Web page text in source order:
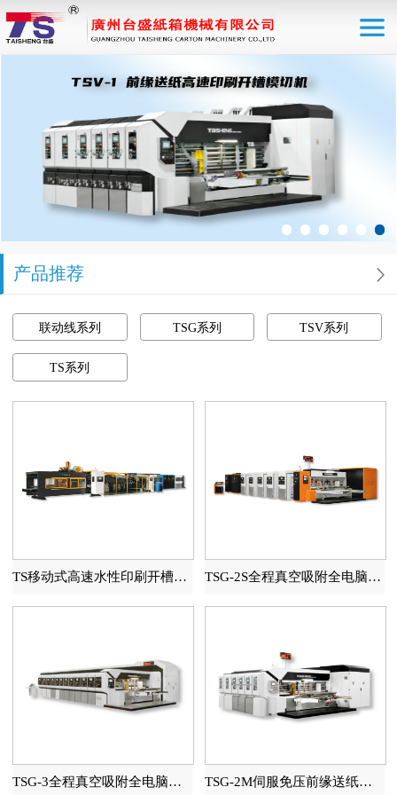
产品推荐
联动线系列 TSG系列 TSV系列
TS系列
TS移动式高速水性印刷开槽模切糊箱联动线 TSG-2S全程真空吸附全电脑高速印刷开槽模切机
TSG-3全程真空吸附全电脑高速印刷开槽模切机 TSG-2M伺服免压前缘送纸自动水性印刷开槽模切机（全程吸附）